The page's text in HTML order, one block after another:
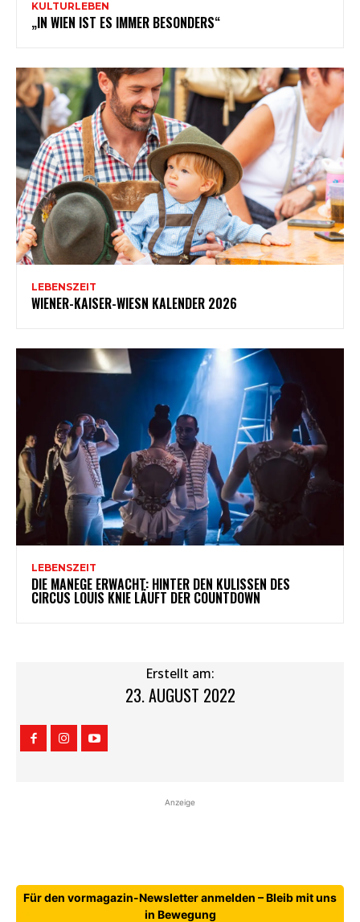
KULTURLEBEN
„IN WIEN IST ES IMMER BESONDERS“
LEBENSZEIT
WIENER-KAISER-WIESN KALENDER 2026
LEBENSZEIT
DIE MANEGE ERWACHT: HINTER DEN KULISSEN DES
CIRCUS LOUIS KNIE LÄUFT DER COUNTDOWN
Erstellt am:
23. AUGUST 2022
Anzeige
Für den vormagazin-Newsletter anmelden – Bleib mit uns
in Bewegung